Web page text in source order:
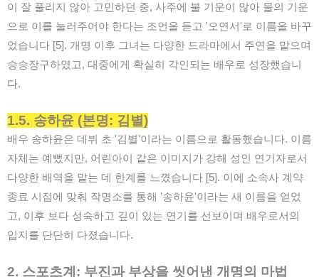
이 잘 풀리지 않아 고민하던 중, 사주에 불 기운이 많아 물의 기운
으로 이를 눌러주어야 한다는 조언을 듣고 '오연서'로 이름을 바꾸
었습니다 [5]. 개명 이후 그녀는 다양한 드라마에서 주연을 맡으며
승승장구하였고, 대중에게 확실히 각인되는 배우로 성장했습니
다.
1.5. 송하윤 (본명: 김별)
배우 송하윤은 데뷔 초 '김별'이라는 이름으로 활동했습니다. 이름
자체는 예뻤지만, 어린아이 같은 이미지가 강해 성인 연기자로서
다양한 배역을 맡는 데 한계를 느꼈습니다 [5]. 이에 소속사 계약
종료 시점에 맞춰 작명소를 통해 '송하윤'이라는 새 이름을 얻었
고, 이후 보다 성숙하고 깊이 있는 연기를 선보이며 배우로서의
입지를 단단히 다졌습니다.
2. 스포츠계: 부진과 부상을 씻어낸 개명의 마법